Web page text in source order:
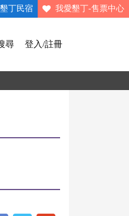
墾丁民宿 我愛墾丁-售票中心
登入/註冊
尋